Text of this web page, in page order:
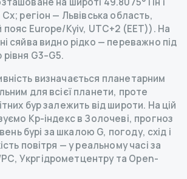
регіон — Львівська область,
пояс Europe/Kyiv, UTC+2 (EET)). На
сяйва видно рідко — переважно під
G3–G5.
визначається планетарним
для всієї планети, проте
бур залежить від широти. На цій
Kp-індекс в Золочеві, прогноз
бурі за шкалою G, погоду, схід і
повітря — у реальному часі за
Укргідрометцентру та Open-